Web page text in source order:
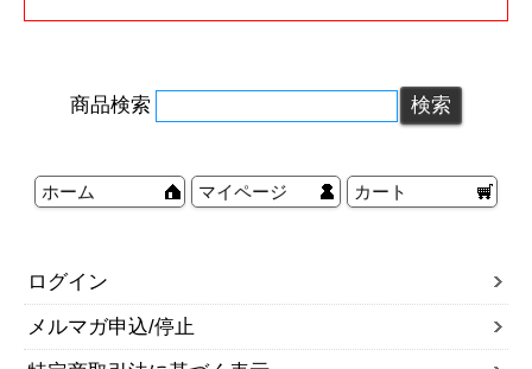
商品検索
ホーム マイページ カート
ログイン
メルマガ申込/停止